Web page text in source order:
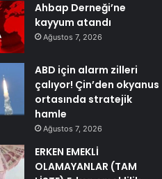
Ahbap Derneği’ne
kayyum atandı
Ağustos 7, 2026
ABD için alarm zilleri
çalıyor! Çin’den okyanus
ortasında stratejik
hamle
Ağustos 7, 2026
ERKEN EMEKLİ
OLAMAYANLAR (TAM